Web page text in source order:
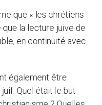
que « les chrétiens
la lecture juive de
en continuité avec
également être
Quel était le but